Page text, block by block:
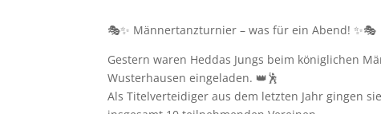
🎭✨ Männertanzturnier – was für ein Abend! ✨🎭
Gestern waren Heddas Jungs beim königlichen
Wusterhausen eingeladen. 👑🕺
Als Titelverteidiger aus dem letzten Jahr gingen